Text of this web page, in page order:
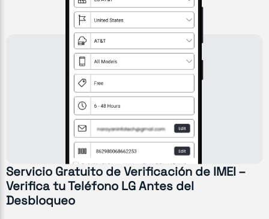
Servicio Gratuito de Verificación de IMEI –
Verifica tu Teléfono LG Antes del
Desbloqueo